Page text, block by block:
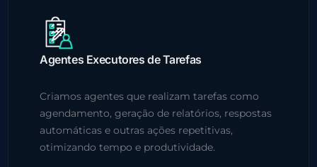
Agentes Executores de Tarefas
Criamos agentes que realizam tarefas como
agendamento, geração de relatórios, respostas
automáticas e outras ações repetitivas,
otimizando tempo e produtividade.